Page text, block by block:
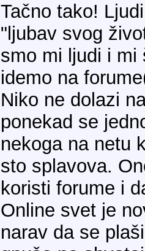
Tačno tako!
"ljubav svog
smo mi ljudi i mi
idemo na
Niko ne dolazi
ponekad se
nekoga na netu
sto splavova.
koristi forume i
Online svet je
narav da se